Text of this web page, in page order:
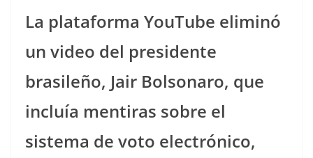
La plataforma YouTube eliminó
un video del presidente
brasileño, Jair Bolsonaro, que
incluía mentiras sobre el
sistema de voto electrónico,